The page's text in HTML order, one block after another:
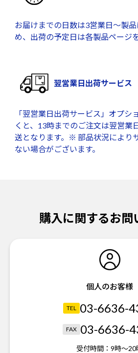
お届けまでの日数は3営業日～製
め、出荷の予定日は各製品ページ
翌営業日出荷サービス
「翌営業日出荷サービス」オプシ
くと、13時までのご注文は翌営業
送となります。※ 部品状況により
ない場合がございます。
購入に関するお問
個人のお客様
TEL 03-6636-
FAX 03-6636-
受付時間： 9時～20